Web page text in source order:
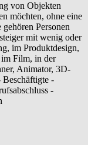
von Objekten
möchten, ohne eine
Personen
mit wenig oder
im Produktdesign,
im Film, in der
Animator, 3D-
-
-